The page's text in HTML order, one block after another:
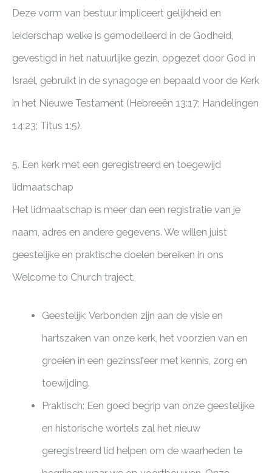
Deze vorm van bestuur impliceert gelijkheid en
leiderschap welke is gemodelleerd in de Godheid,
gevestigd in het natuurlijke gezin, opgezet door God in
Israël, gebruikt in de synagoge en bepaald voor de Kerk
in het Nieuwe Testament (Hebreeën 13:17; Handelingen
14:23; Titus 1:5).
5. Een kerk met een geregistreerd en toegewijd
lidmaatschap
Het lidmaatschap is meer dan een registratie van je
naam, adres en andere gegevens. We willen juist
geestelijke en praktische doelen bereiken in ons
Welcome to Church traject.
Geestelijk: Verbonden zijn aan de visie en
hartszaken van onze kerk, het voorzien van en
groeien in een gezinssfeer met kennis, zorg en
toewijding.
Praktisch: Een goed begrip van onze geestelijke
en historische wortels zal het nieuw
geregistreerd lid helpen om de waarheden te